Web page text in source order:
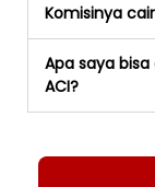
Komisinya
Apa saya
ACI?